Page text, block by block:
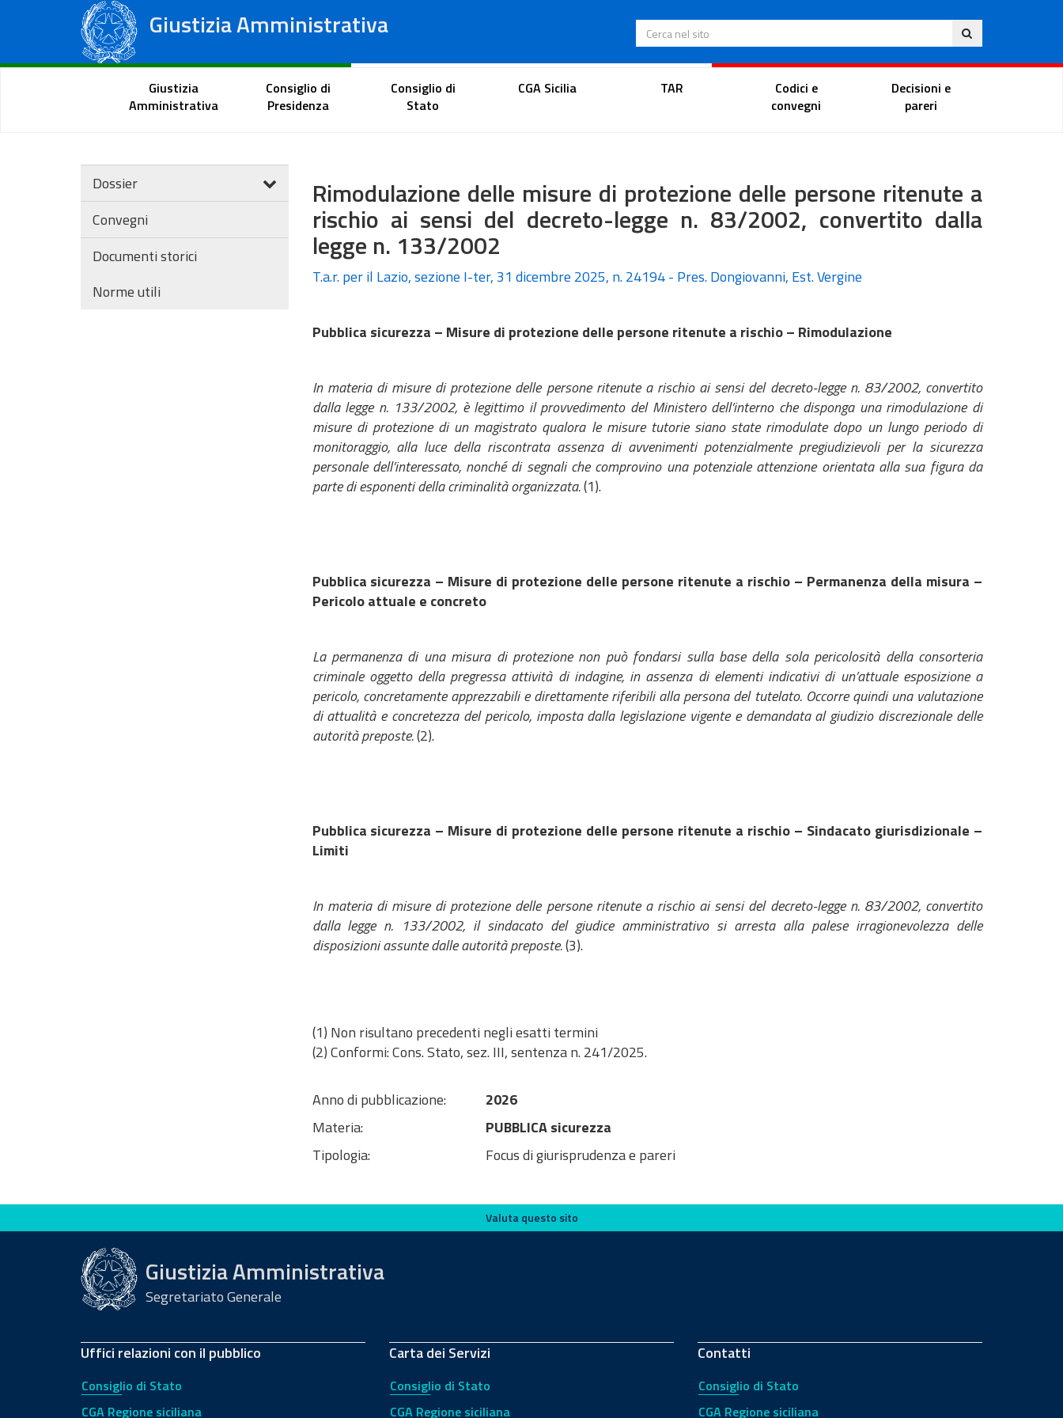
Giustizia Amministrativa
Tribunali Amministrativi Regionali
Ita
Cerca nel sito
Portale del cittadino Portale dell'avvocato Portale del magistrato
Giustizia
Amministrativa
Consiglio di
Presidenza
Consiglio di
Stato
CGA Sicilia TAR
Codici e
convegni
Decisioni e
pareri
Dossier
Convegni
Documenti storici
Norme utili
Rimodulazione delle misure di protezione delle persone ritenute a
rischio ai sensi del decreto-legge n. 83/2002, convertito dalla
legge n. 133/2002
T.a.r. per il Lazio, sezione I-ter, 31 dicembre 2025, n. 24194 - Pres. Dongiovanni, Est. Vergine
Pubblica sicurezza – Misure di protezione delle persone ritenute a rischio – Rimodulazione
In materia di misure di protezione delle persone ritenute a rischio ai sensi del decreto-legge n. 83/2002, convertito
dalla legge n. 133/2002, è legittimo il provvedimento del Ministero dell’interno che disponga una rimodulazione di
misure di protezione di un magistrato qualora le misure tutorie siano state rimodulate dopo un lungo periodo di
monitoraggio, alla luce della riscontrata assenza di avvenimenti potenzialmente pregiudizievoli per la sicurezza
personale dell’interessato, nonché di segnali che comprovino una potenziale attenzione orientata alla sua figura da
parte di esponenti della criminalità organizzata.(1).
Pubblica sicurezza – Misure di protezione delle persone ritenute a rischio – Permanenza della misura –
Pericolo attuale e concreto
La permanenza di una misura di protezione non può fondarsi sulla base della sola pericolosità della consorteria
criminale oggetto della pregressa attività di indagine, in assenza di elementi indicativi di un’attuale esposizione a
pericolo, concretamente apprezzabili e direttamente riferibili alla persona del tutelato. Occorre quindi una valutazione
di attualità e concretezza del pericolo, imposta dalla legislazione vigente e demandata al giudizio discrezionale delle
autorità preposte.(2).
Pubblica sicurezza – Misure di protezione delle persone ritenute a rischio – Sindacato giurisdizionale –
Limiti
In materia di misure di protezione delle persone ritenute a rischio ai sensi del decreto-legge n. 83/2002, convertito
dalla legge n. 133/2002, il sindacato del giudice amministrativo si arresta alla palese irragionevolezza delle
disposizioni assunte dalle autorità preposte.(3).
(1) Non risultano precedenti negli esatti termini
(2) Conformi: Cons. Stato, sez. III, sentenza n. 241/2025.
Anno di pubblicazione:
2026
Materia:
PUBBLICA sicurezza
Tipologia:
Focus di giurisprudenza e pareri
Valuta questo sito Valuta questo sito
Giustizia Amministrativa
Segretariato Generale
Uffici relazioni con il pubblico
Consiglio di Stato
CGA Regione siciliana
Carta dei Servizi
Consiglio di Stato
CGA Regione siciliana
Contatti
Consiglio di Stato
CGA Regione siciliana